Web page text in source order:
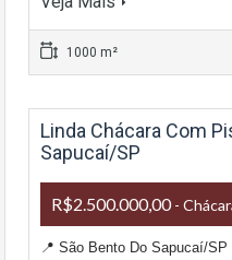
1000 m²
Linda Chácara Com
Sapucaí/SP
R$2.500.000,00-
📍 São Bento Do Sapucaí/